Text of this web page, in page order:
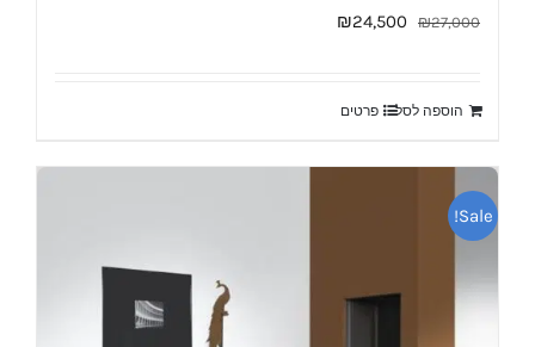
₪27,000
המחיר
₪27,000.
₪24,500
הוספה לסל פרטים
Sale!